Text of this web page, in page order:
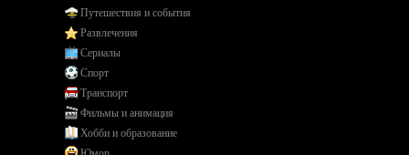
Путешествия и события
Развлечения
Сериалы
Спорт
Транспорт
Фильмы и анимация
Хобби и образование